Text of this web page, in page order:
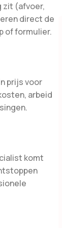
zit (afvoer,
direct de
of formulier.
prijs voor
arbeid
komt